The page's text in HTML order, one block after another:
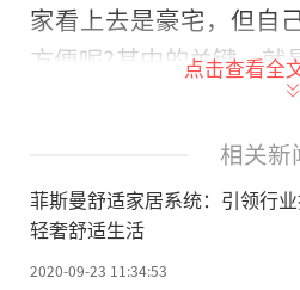
家看上去是豪宅，但自
方便呢?其中的关键，就
广义来说，舒适家
热、净水、新风、智能
个方面，但作为有着近
辑，在我看来，其中最
点击查看全
相关新
菲斯曼舒适家居系统：引领行
轻奢舒适生活
2020-09-23 11:34:53